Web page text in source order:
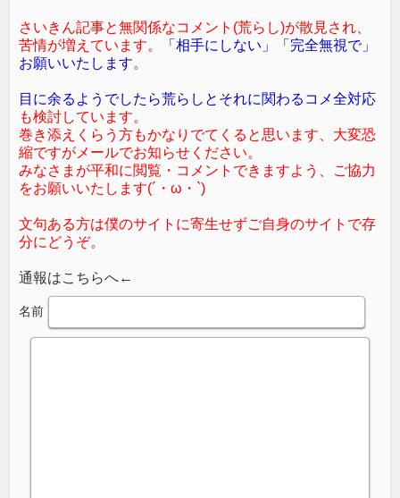
さいきん記事と無関係なコメント(荒らし)が散見され、
苦情が増えています。
「相手にしない」「完全無視で」
お願いいたします。
目に余るようでしたら荒らしとそれに関わるコメ全対応
も検討しています。
巻き添えくらう方もかなりでてくると思います、大変恐
縮ですがメールでお知らせください。
みなさまが平和に閲覧・コメントできますよう、ご協力
をお願いいたします(´・ω・`)
文句ある方は僕のサイトに寄生せずご自身のサイトで存
分にどうぞ。
通報はこちらへ←
名前